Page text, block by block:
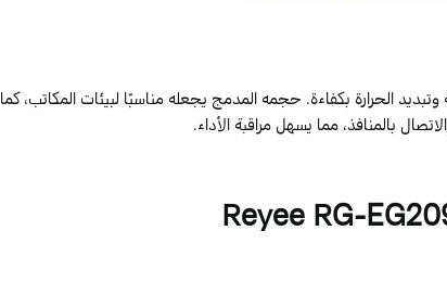
الحرارة بكفاءة. حجمه المدمج يجعله مناسبًا لبيئات المكاتب، كما
بالمنافذ، مما يسهل مراقبة الأداء.
ReyeeRG-